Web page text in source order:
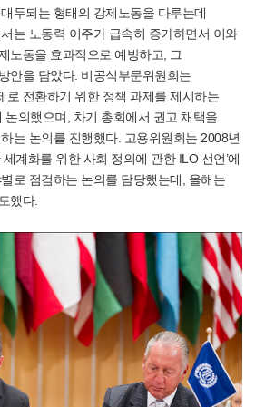
두되는 형태의 강제노동을 다루는데
는 노동력 이주가 급속히 증가하면서 이와
노동을 효과적으로 예방하고, 그
안을 담았다. 비공식부문위원회는
로 전환하기 위한 정책 과제를 제시하는
논의했으며, 차기 총회에서 권고 채택을
는 논의를 진행했다. 고용위원회는 2008년
계화를 위한 사회 정의에 관한 ILO 선언’에
로 점검하는 논의를 담당했는데, 올해는
했다.